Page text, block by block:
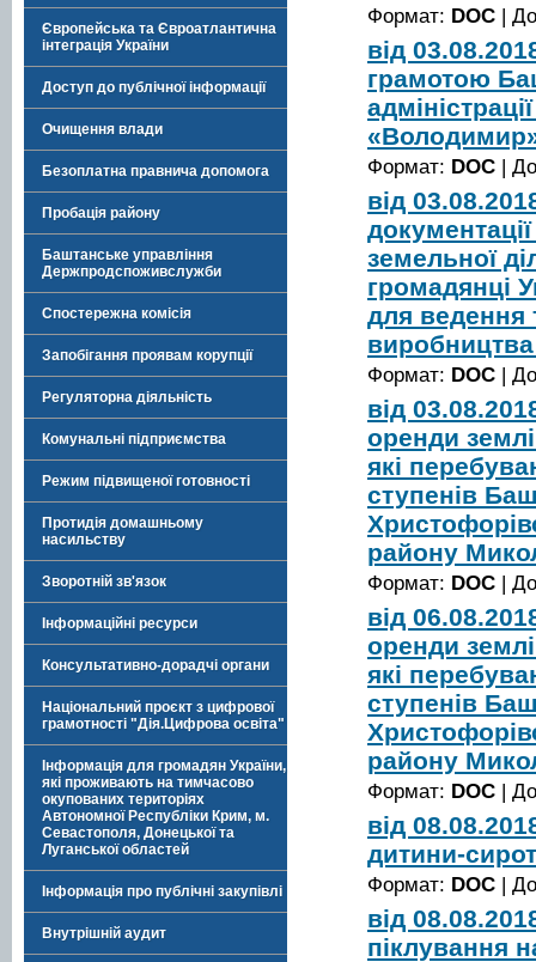
Європейська та Євроатлантична
інтеграція України
Доступ до публічної інформації
Очищення влади
Безоплатна правнича допомога
Пробація району
Баштанське управління
Держпродспоживслужби
Спостережна комісія
Запобігання проявам корупції
Регуляторна діяльність
Комунальні підприємства
Режим підвищеної готовності
Протидія домашньому
насильству
Зворотній зв'язок
Інформаційні ресурси
Консультативно-дорадчі органи
Національний проєкт з цифрової
грамотності "Дія.Цифрова освіта"
Інформація для громадян України,
які проживають на тимчасово
окупованих територіях
Автономної Республіки Крим, м.
Севастополя, Донецької та
Луганської областей
Інформація про публічні закупівлі
Внутрішній аудит
Формат: DOC |
від
грамотою
Формат: DOC |
від
земельної
громадянці
для ведення
Формат: DOC |
від
оренди
які
ступенів
району
Формат: DOC |
від
оренди
які
ступенів
району
Формат: DOC |
від
дитини-
Формат: DOC |
від
піклування